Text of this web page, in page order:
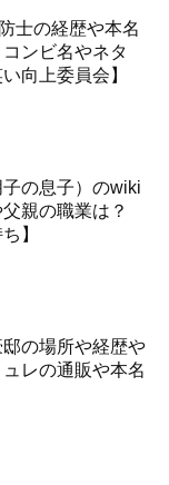
士の経歴や本名
ンビ名やネタ
向上委員会】
の息子）のwiki
親の職業は？
】
の場所や経歴や
レの通販や本名